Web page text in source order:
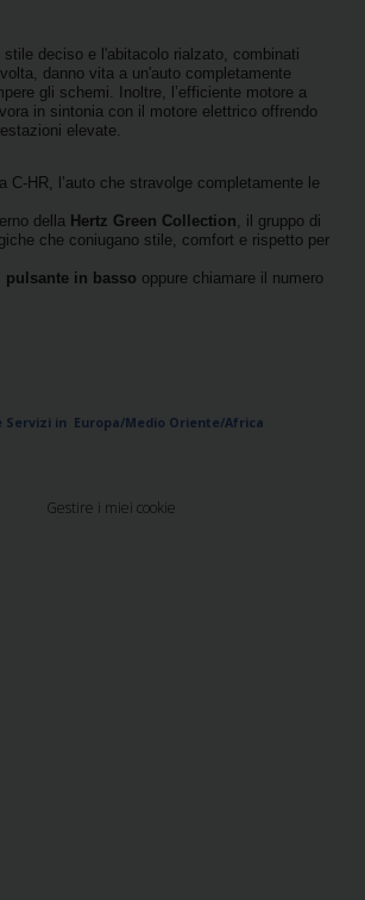
stile deciso e l'abitacolo rialzato, combinati
danno vita a un'auto completamente
gli schemi. Inoltre, l’efficiente motore a
in sintonia con il motore elettrico offrendo
elevate.
C-HR, l’auto che stravolge completamente le
della Hertz Green Collection, il gruppo di
che coniugano stile, comfort e rispetto per
pulsante in basso oppure chiamare il numero
Servizi in Europa/Medio Oriente/Africa
Gestire i miei cookie